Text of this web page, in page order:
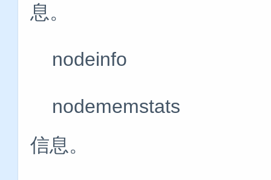
息。
nodeinfo #
nodememstats
信息。